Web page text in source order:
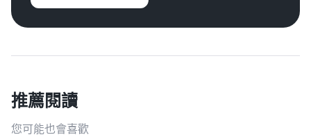
推薦閱讀
您可能也會喜歡